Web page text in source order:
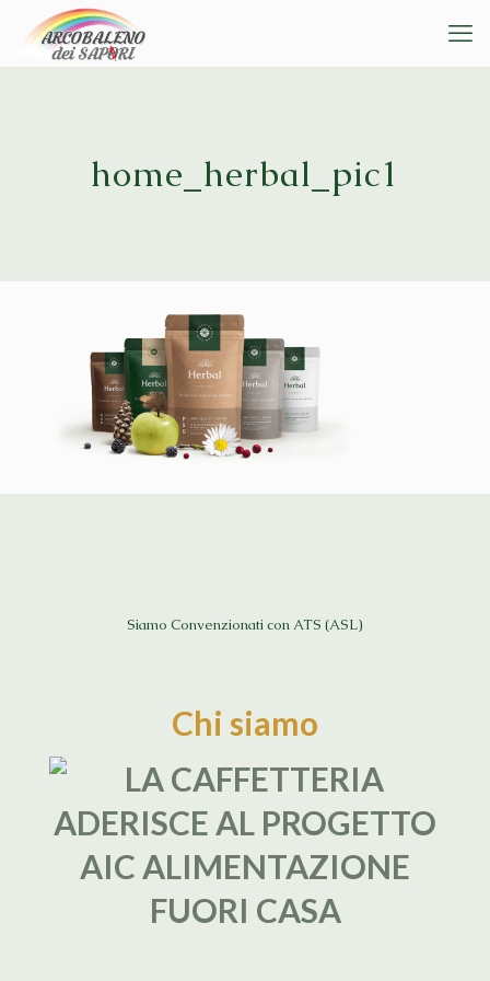
home_herbal_pic1
Siamo Convenzionati con ATS (ASL)
Chi siamo